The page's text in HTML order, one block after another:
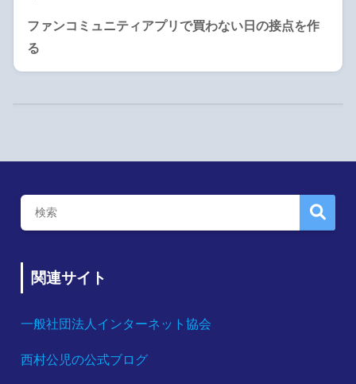
ファンコミュニティアプリで買わない日の接点を作
る
関連サイト
一般社団法人インターネット協会
西村公児の公式ブログ